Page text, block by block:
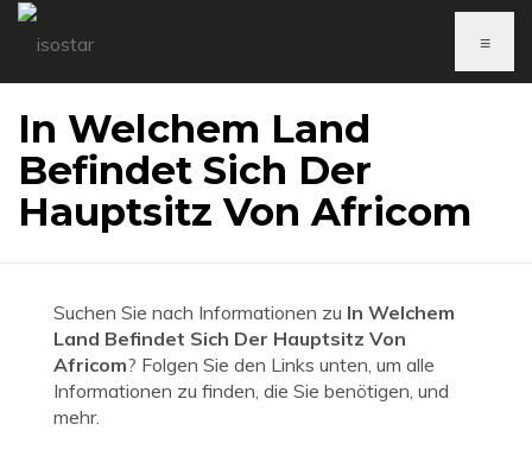
≡
In Welchem Land
Befindet Sich Der
Hauptsitz Von Africom
Suchen Sie nach Informationen zu In Welchem
Land Befindet Sich Der Hauptsitz Von
Africom? Folgen Sie den Links unten, um alle
Informationen zu finden, die Sie benötigen, und
mehr.